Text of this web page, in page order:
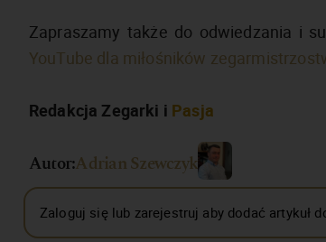
Zapraszamy także do odwiedzania i
YouTube dla miłośników
Redakcja Zegarki i Pasja
Autor:Adrian Szewczyk
Zaloguj się lub zarejestruj aby dodać artykuł